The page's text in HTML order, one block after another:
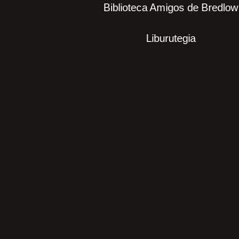
Biblioteca Amigos de Bredlow
Liburutegia